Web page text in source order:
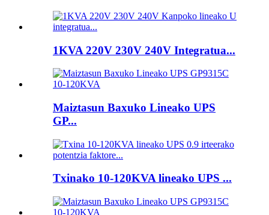
1KVA 220V 230V 240V Integratua...
Maiztasun Baxuko Lineako UPS
GP...
Txinako 10-120KVA lineako UPS ...